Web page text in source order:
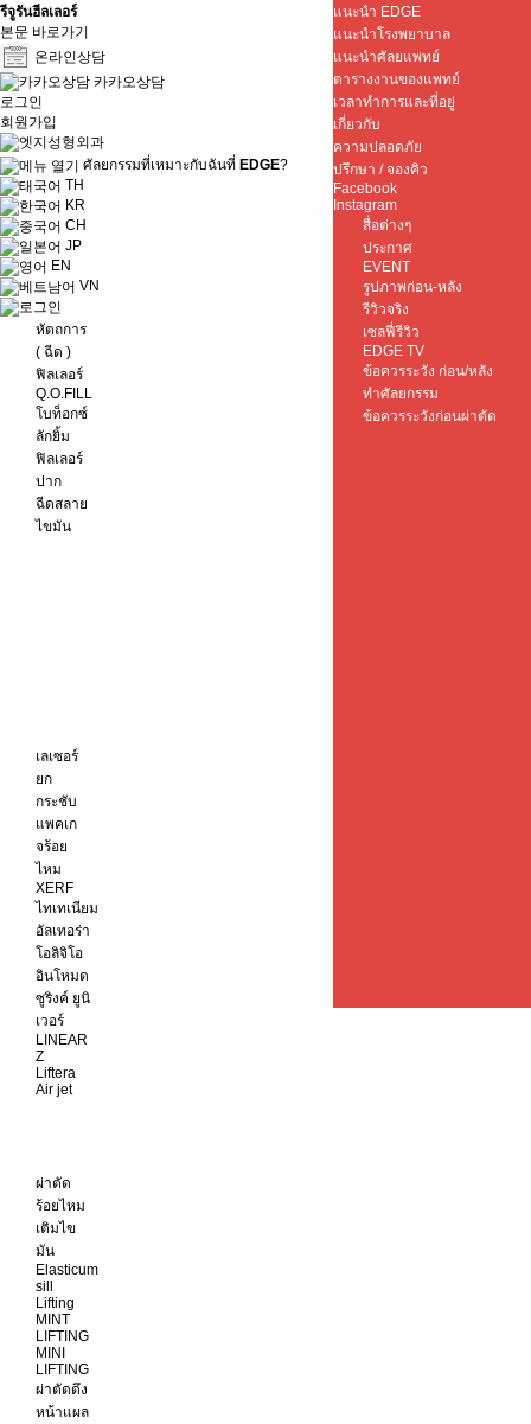
รีจูรันฮีลเลอร์
본문 바로가기
온라인상담
카카오상담
로그인
회원가입
ศัลยกรรมที่เหมาะกับฉันที่ EDGE?
TH
KR
CH
JP
EN
VN
หัตถการ
( ฉีด )
ฟิลเลอร์
Q.O.FILL
โบท็อกซ์
ลักยิ้ม
ฟิลเลอร์
ปาก
ฉีดสลาย
ไขมัน
เลเซอร์
ยก
กระชับ
แพคเก
จร้อย
ไหม
XERF
ไทเทเนียม
อัลเทอร่า
โอลิจิโอ
อินโหมด
ซูริงค์ ยูนิ
เวอร์
LINEAR
Z
Liftera
Air jet
ผ่าตัด
ร้อยไหม
เติมไข
มัน
Elasticum
sill
Lifting
MINT
LIFTING
MINI
LIFTING
ผ่าตัดดึง
หน้าแผล
แนะนำ EDGE
แนะนำโรงพยาบาล
แนะนำศัลยแพทย์
ตารางงานของแพทย์
เวลาทำการและที่อยู่
เกี่ยวกับ
ความปลอดภัย
ปรึกษา / จองคิว
Facebook
Instagram
สื่อต่างๆ
ประกาศ
EVENT
รูปภาพก่อน-หลัง
รีวิวจริง
เซลฟี่รีวิว
EDGE TV
ข้อควรระวัง ก่อน/หลัง
ทำศัลยกรรม
ข้อควรระวังก่อนผ่าตัด